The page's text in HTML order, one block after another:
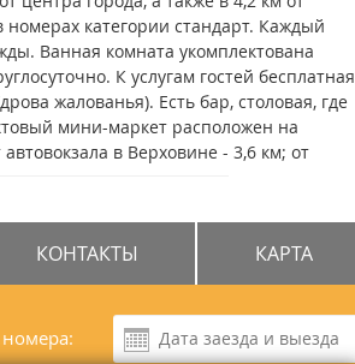
категории стандарт. Каждый
Ванная комната укомплектована
К услугам гостей бесплатная
жалованья). Есть бар, столовая, где
мини-маркет расположен на
в Верховине - 3,6 км; от
в Ивано-Франковске – 81 км.
КОНТАКТЫ КАРТА